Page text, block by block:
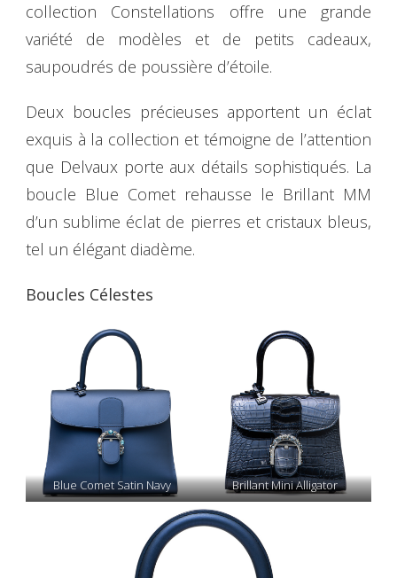
collection Constellations offre une grande
variété de modèles et de petits cadeaux,
saupoudrés de poussière d’étoile.
Deux boucles précieuses apportent un éclat
exquis à la collection et témoigne de l’attention
que Delvaux porte aux détails sophistiqués. La
boucle Blue Comet rehausse le Brillant MM
d’un sublime éclat de pierres et cristaux bleus,
tel un élégant diadème.
Boucles Célestes
Blue Comet Satin Navy Brillant Mini Alligator